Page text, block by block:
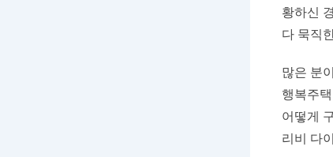
황하신
다 묵직
많은 분
행복주
어떻게
리비 다